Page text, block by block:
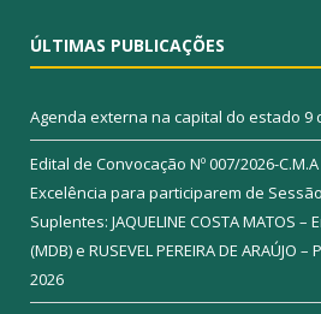
ÚLTIMAS PUBLICAÇÕES
Agenda externa na capital do estado 9
Edital de Convocação Nº 007/2026-
Excelência para participarem de
Suplentes: JAQUELINE COSTA MATOS
(MDB) e RUSEVEL PEREIRA DE ARAÚJO –
2026